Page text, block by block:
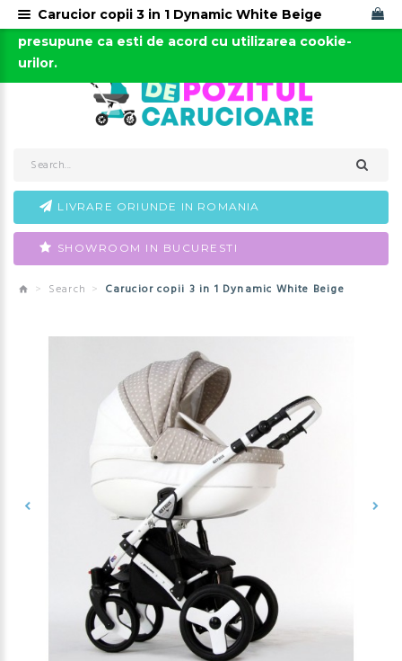
0723-666-005 / 0743-666-006
LIVRARE ORIUNDE IN ROMANIA
SHOWROOM IN BUCURESTI
Search Carucior copii 3 in 1 Dynamic White Beige
Acest site foloseste cookies. Continuarea navigarii
presupune ca esti de acord cu utilizarea cookie-
urilor.
Carucior copii 3 in 1 Dynamic White Beige